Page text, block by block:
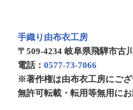
手織り由布衣工房
〒509-4234 岐阜県飛騨市古
電話： 0577-73-7066
※著作権は由布衣工房にご
無許可転載・転用等無用にお